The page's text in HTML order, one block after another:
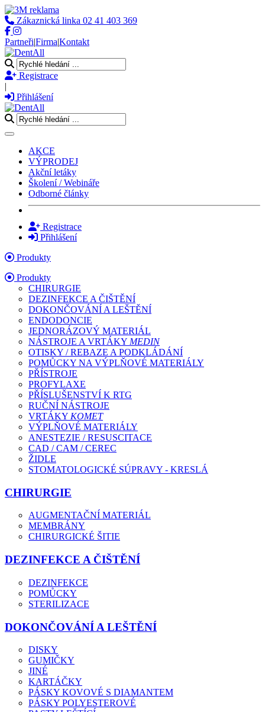
Zákaznická linka 02 41 403 369
Partneři|Firma|Kontakt
Registrace
|
Přihlášení
Toggle navigation
AKCE
VÝPRODEJ
Akční letáky
Školení / Webináře
Odborné články
Registrace
Přihlášení
Produkty
Produkty
CHIRURGIE
DEZINFEKCE A ČIŠTĚNÍ
DOKONČOVÁNÍ A LEŠTĚNÍ
ENDODONCIE
JEDNORÁZOVÝ MATERIÁL
NÁSTROJE A VRTÁKY MEDIN
OTISKY / REBAZE A PODKLÁDÁNÍ
POMŮCKY NA VÝPLŇOVÉ MATERIÁLY
PŘÍSTROJE
PROFYLAXE
PŘÍSLUŠENSTVÍ K RTG
RUČNÍ NÁSTROJE
VRTÁKY KOMET
VÝPLŇOVÉ MATERIÁLY
ANESTEZIE / RESUSCITACE
CAD / CAM / CEREC
ŽIDLE
STOMATOLOGICKÉ SÚPRAVY - KRESLÁ
CHIRURGIE
AUGMENTAČNÍ MATERIÁL
MEMBRÁNY
CHIRURGICKÉ ŠITIE
DEZINFEKCE A ČIŠTĚNÍ
DEZINFEKCE
POMŮCKY
STERILIZACE
DOKONČOVÁNÍ A LEŠTĚNÍ
DISKY
GUMIČKY
JINÉ
KARTÁČKY
PÁSKY KOVOVÉ S DIAMANTEM
PÁSKY POLYESTEROVÉ